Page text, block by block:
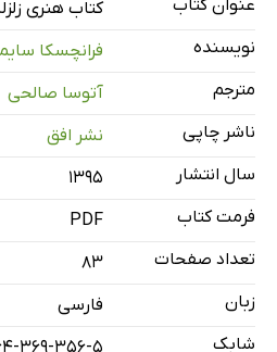
عنوان کتاب
کتاب هنری
نویسنده
فرانچسکا
مترجم
آتوسا صالحی
ناشر چاپی
نشر افق
سال انتشار
۱۳۹۵
فرمت کتاب
PDF
تعداد صفحات
83
زبان
فارسی
شابک
369-356-5